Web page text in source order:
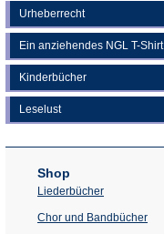
Urheberrecht
Ein anziehendes NGL T-Shirt
Kinderbücher
Leselust
Shop
Liederbücher
Chor und Bandbücher